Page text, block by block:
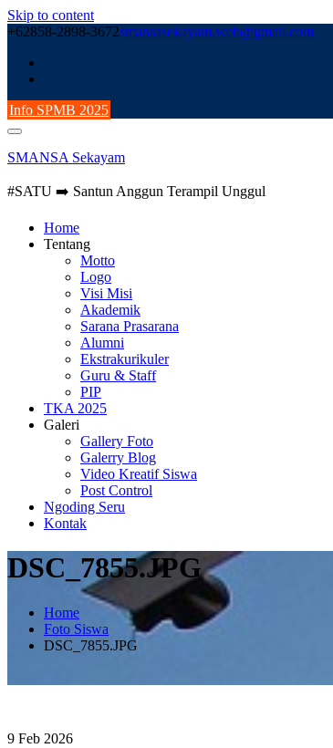
Skip to content
+62858-2898-3672smansasekayam.web@gmail.com
Info SPMB 2025
SMANSA Sekayam
#SATU ➡️ Santun Anggun Terampil Unggul
Home
Tentang
Motto
Logo
Visi Misi
Akademik
Sarana Prasarana
Alumni
Ekstrakurikuler
Guru & Staff
PIP
TKA 2025
Galeri
Gallery Foto
Galerry Blog
Video Kreatif Siswa
Post Control
Ngoding Seru
Kontak
DSC_7855.JPG
Home
Foto Siswa
DSC_7855.JPG
9 Feb 2026